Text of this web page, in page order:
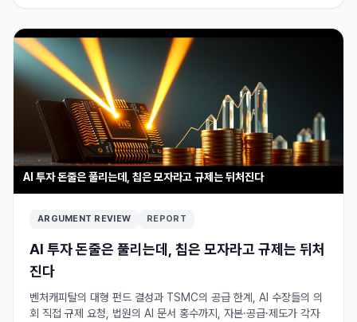
AI 투자 돈줄은 풀리는데, 칩은 모자라고 규제는 뒤처진다
ARGUMENT REVIEW REPORT
AI 투자 돈줄은 풀리는데, 칩은 모자라고 규제는 뒤처
진다
벤처캐피탈의 대형 펀드 결성과 TSMC의 공급 한계, AI 수장들의 의
회 직접 규제 요청, 법원의 AI 문서 홍수까지, 자본·공급·제도가 각자